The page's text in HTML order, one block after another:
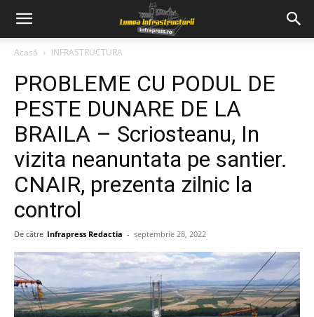
Acasă INFRASTRUCTURA
PROBLEME CU PODUL DE
PESTE DUNARE DE LA
BRAILA – Scriosteanu, In
vizita neanuntata pe santier.
CNAIR, prezenta zilnic la
control
De către Infrapress Redactia - septembrie 28, 2022